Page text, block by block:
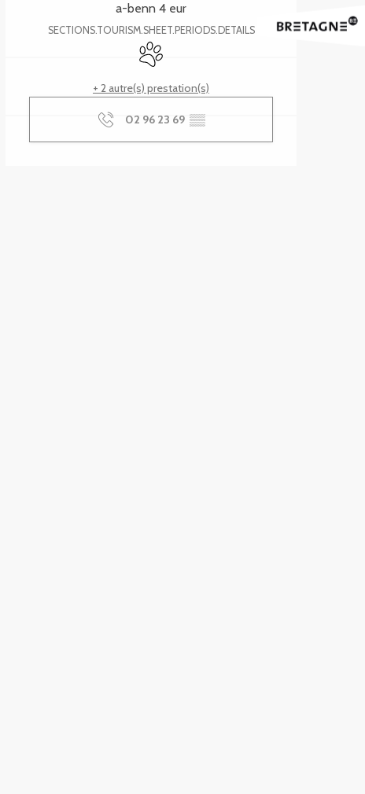
a-benn 4 eur
SECTIONS.TOURISM.SHEET.PERIODS.DETAILS
Animaux acceptés
+ 2 autre(s) prestation(s)
02 96 23 69 ▒▒